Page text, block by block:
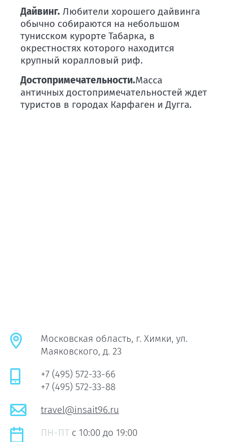
Дайвинг. Любители хорошего дайвинга
обычно собираются на небольшом
тунисском курорте Табарка, в
окрестностях которого находится
крупный коралловый риф.
Достопримечательности.Масса
античных достопримечательностей ждет
туристов в городах Карфаген и Дугга.
Московская область, г. Химки, ул.
Маяковского, д. 23
+7 (495) 572-33-66
+7 (495) 572-33-88
travel@insait96.ru
ПН-ПТ c 10:00 до 19:00